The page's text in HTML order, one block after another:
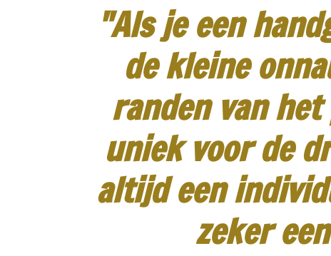
"Als je een
de kleine
randen van
uniek voor de
altijd een
zeker